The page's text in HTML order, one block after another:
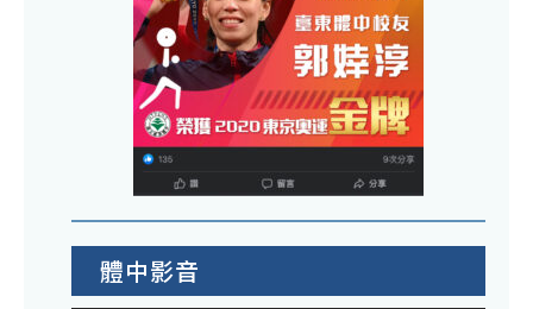
體中影音